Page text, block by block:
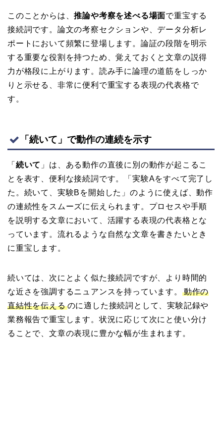
このことからは、推論や考察を述べる場面で重宝する
接続詞です。論文の考察セクションや、データ分析レ
ポートにおいて頻繁に登場します。論証の段階を明示
する重要な役割を持つため、覚えておくと文章の説得
力が格段に上がります。読み手に論理の道筋をしっか
りと示せる、非常に便利で重宝する表現の代表格で
す。
「続いて」で動作の連続を示す
「 続いて 」は、ある動作の直後に別の動作が起こるこ
とを表す、便利な接続詞です。「実験Aをすべて完了し
た。続いて、実験Bを開始した」のように使えば、動作
の連続性をスムーズに伝えられます。プロセスや手順
を説明する文章において、活躍する表現の代表格とな
っています。流れるような自然な文章を書きたいとき
に重宝します。
続いては、次にとよく似た接続詞ですが、より時間的
な近さを強調するニュアンスを持っています。
動作の
直結性を伝えるのに適した接続詞として、実験記録や
業務報告で重宝します。状況に応じて次にと使い分け
ることで、文章の表現に豊かな幅が生まれます。